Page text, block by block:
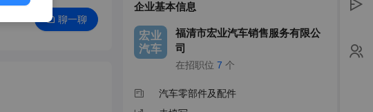
聊一聊
企业基本信息
宏业
汽车
福清市宏业汽车销售服务有限公
司
在招职位 7 个
汽车零部件及配件